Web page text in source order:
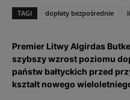
TAGI dopłaty bezpośrednie
Premier Litwy Algirdas
szybszy wzrost poziomu
państw bałtyckich przed
kształt nowego